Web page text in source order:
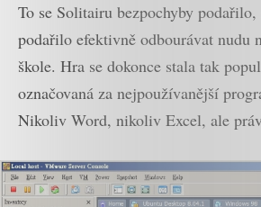
To se Solitairu bezpochyby
podařilo efektivně odbourávat nudu
škole. Hra se dokonce stala tak
označovaná za nejpoužívanější
Nikoliv Word, nikoliv Excel, ale